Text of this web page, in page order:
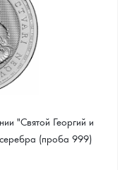
"Святой Георгий и
(проба 999)